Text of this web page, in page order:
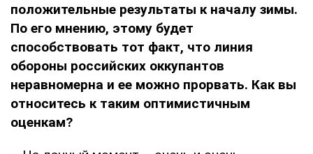
положительные результаты к началу зимы.
По его мнению, этому будет
способствовать тот факт, что линия
обороны российских оккупантов
неравномерна и ее можно прорвать. Как вы
относитесь к таким оптимистичным
оценкам?